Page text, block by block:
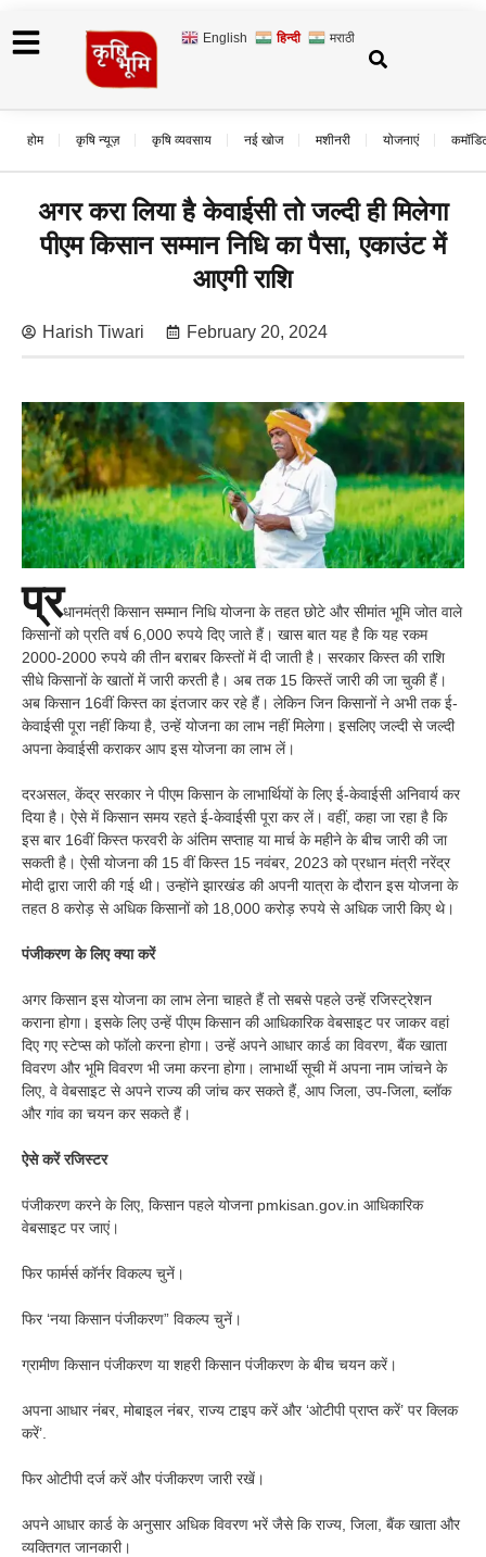
English हिन्दी मराठी
होम कृषि न्यूज़ कृषि व्यवसाय नई खोज मशीनरी योजनाएं
अगर करा लिया है केवाईसी तो जल्दी ही मिलेगा
पीएम किसान सम्मान निधि का पैसा, एकाउंट में
आएगी राशि
Harish Tiwari February 20, 2024
प्रधानमंत्री किसान सम्मान निधि योजना के तहत छोटे और सीमांत भूमि जोत वाले
किसानों को प्रति वर्ष 6,000 रुपये दिए जाते हैं। खास बात यह है कि यह रकम
2000-2000 रुपये की तीन बराबर किस्तों में दी जाती है। सरकार किस्त की राशि
सीधे किसानों के खातों में जारी करती है। अब तक 15 किस्तें जारी की जा चुकी हैं।
अब किसान 16वीं किस्त का इंतजार कर रहे हैं। लेकिन जिन किसानों ने अभी तक ई-
केवाईसी पूरा नहीं किया है, उन्हें योजना का लाभ नहीं मिलेगा। इसलिए जल्दी से जल्दी
अपना केवाईसी कराकर आप इस योजना का लाभ लें।
दरअसल, केंद्र सरकार ने पीएम किसान के लाभार्थियों के लिए ई-केवाईसी अनिवार्य कर
दिया है। ऐसे में किसान समय रहते ई-केवाईसी पूरा कर लें। वहीं, कहा जा रहा है कि
इस बार 16वीं किस्त फरवरी के अंतिम सप्ताह या मार्च के महीने के बीच जारी की जा
सकती है। ऐसी योजना की 15 वीं किस्त 15 नवंबर, 2023 को प्रधान मंत्री नरेंद्र
मोदी द्वारा जारी की गई थी। उन्होंने झारखंड की अपनी यात्रा के दौरान इस योजना के
तहत 8 करोड़ से अधिक किसानों को 18,000 करोड़ रुपये से अधिक जारी किए थे।
पंजीकरण के लिए क्या करें
अगर किसान इस योजना का लाभ लेना चाहते हैं तो सबसे पहले उन्हें रजिस्ट्रेशन
कराना होगा। इसके लिए उन्हें पीएम किसान की आधिकारिक वेबसाइट पर जाकर वहां
दिए गए स्टेप्स को फॉलो करना होगा। उन्हें अपने आधार कार्ड का विवरण, बैंक खाता
विवरण और भूमि विवरण भी जमा करना होगा। लाभार्थी सूची में अपना नाम जांचने के
लिए, वे वेबसाइट से अपने राज्य की जांच कर सकते हैं, आप जिला, उप-जिला, ब्लॉक
और गांव का चयन कर सकते हैं।
ऐसे करें रजिस्टर
पंजीकरण करने के लिए, किसान पहले योजना pmkisan.gov.in आधिकारिक
वेबसाइट पर जाएं।
फिर फार्मर्स कॉर्नर विकल्प चुनें।
फिर ‘नया किसान पंजीकरण” विकल्प चुनें।
ग्रामीण किसान पंजीकरण या शहरी किसान पंजीकरण के बीच चयन करें।
अपना आधार नंबर, मोबाइल नंबर, राज्य टाइप करें और ‘ओटीपी प्राप्त करें’ पर क्लिक
करें’.
फिर ओटीपी दर्ज करें और पंजीकरण जारी रखें।
अपने आधार कार्ड के अनुसार अधिक विवरण भरें जैसे कि राज्य, जिला, बैंक खाता और
व्यक्तिगत जानकारी।